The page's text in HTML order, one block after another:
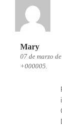
Mary
07 de marzo
+000005.